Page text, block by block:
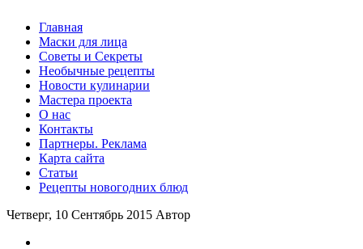
Главная
Маски для лица
Советы и Секреты
Необычные рецепты
Новости кулинарии
Мастера проекта
О нас
Контакты
Партнеры. Реклама
Карта сайта
Статьи
Рецепты новогодних блюд
Четверг, 10 Сентябрь 2015 Автор